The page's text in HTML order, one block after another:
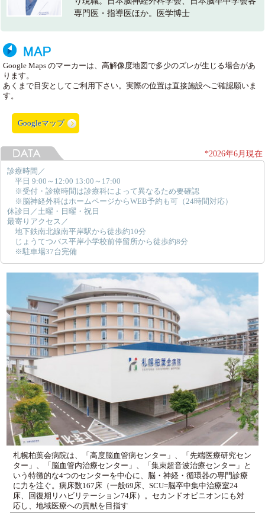
専門医・指導医ほか。医学博士
Google Maps のマーカーは、高解像度地図で多少のズレが生じる場合があ
ります。
あくまで目安としてご利用下さい。実際の位置は直接施設へご確認願いま
す。
Googleマップ
*2026年6月現在
診療時間／
平日 9:00～12:00 13:00～17:00
※受付・診療時間は診療科によって異なるため要確認
※脳神経外科はホームページからWEB予約も可（24時間対応）
休診日／土曜・日曜・祝日
最寄りアクセス／
地下鉄南北線南平岸駅から徒歩約10分
じょうてつバス平岸小学校前停留所から徒歩約8分
※駐車場37台完備
札幌柏葉会病院は、「高度脳血管病センター」、「先端医療研究セン
ター」、「脳血管内治療センター」、「集束超音波治療センター」と
いう特徴的な4つのセンターを中心に、脳・神経・循環器の専門診療
に力を注ぐ。病床数167床（一般69床、SCU=脳卒中集中治療室24
床、回復期リハビリテーション74床）。セカンドオピニオンにも対
応し、地域医療への貢献を目指す